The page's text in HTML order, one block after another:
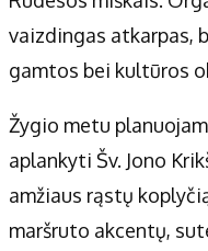
Apie mus
Autoriai
Kontaktai
Redakcijos politika
Receptai
vaizdingas atkarpas,
gamtos bei kultūros
Žygio metu
aplankyti Šv. Jono
amžiaus rąstų
maršruto akcentų,